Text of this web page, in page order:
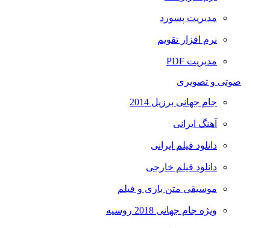
مدیریت پسورد
نرم افزار تقویم
مدیریت PDF
صوتی و تصویری
جام جهانی برزیل 2014
آهنگ ایرانی
دانلود فیلم ایرانی
دانلود فیلم خارجی
موسیقی متن بازی و فیلم
ویژه جام جهانی 2018 روسیه